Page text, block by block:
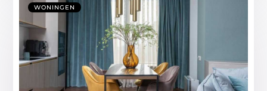
WONINGEN